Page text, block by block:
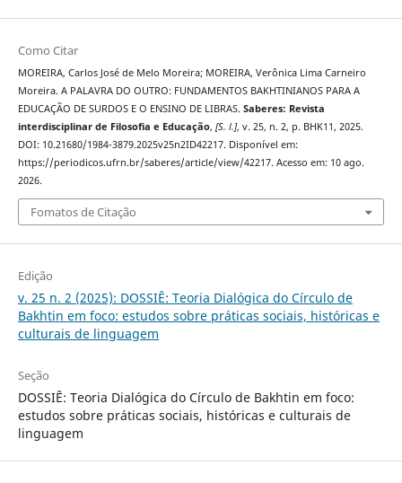
Como Citar
MOREIRA, Carlos José de Melo Moreira; MOREIRA, Verônica Lima Carneiro
Moreira. A PALAVRA DO OUTRO: FUNDAMENTOS BAKHTINIANOS PARA A
EDUCAÇÃO DE SURDOS E O ENSINO DE LIBRAS. Saberes: Revista
interdisciplinar de Filosofia e Educação, [S. l.], v. 25, n. 2, p. BHK11, 2025.
DOI: 10.21680/1984-3879.2025v25n2ID42217. Disponível em:
https://periodicos.ufrn.br/saberes/article/view/42217. Acesso em: 10 ago.
2026.
Fomatos de Citação
Edição
v. 25 n. 2 (2025): DOSSIÊ: Teoria Dialógica do Círculo de
Bakhtin em foco: estudos sobre práticas sociais, históricas e
culturais de linguagem
Seção
DOSSIÊ: Teoria Dialógica do Círculo de Bakhtin em foco:
estudos sobre práticas sociais, históricas e culturais de
linguagem